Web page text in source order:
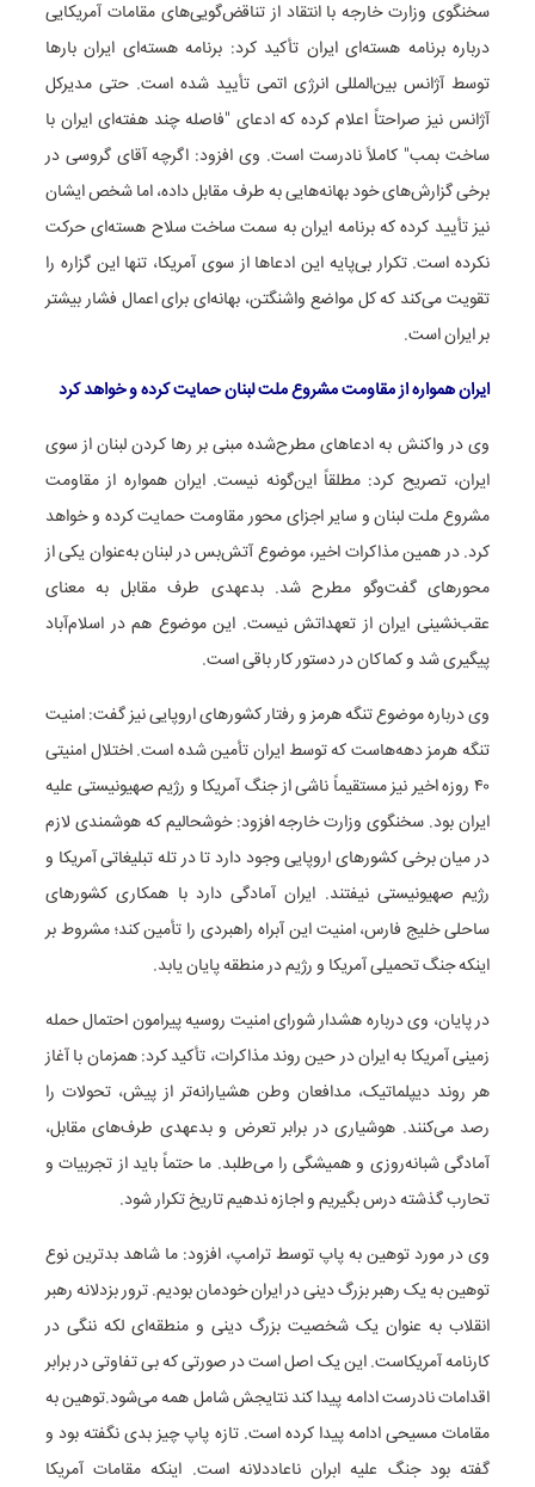
سخنگوی وزارت خارجه با انتقاد از تناقض‌گویی‌های مقامات آمریکایی
درباره برنامه هسته‌ای ایران تأکید کرد: برنامه هسته‌ای ایران بارها
توسط آژانس بین‌المللی انرژی اتمی تأیید شده است. حتی مدیرکل
آژانس نیز صراحتاً اعلام کرده که ادعای "فاصله چند هفته‌ای ایران با
ساخت بمب" کاملاً نادرست است. وی افزود: اگرچه آقای گروسی در
برخی گزارش‌های خود بهانه‌هایی به طرف مقابل داده، اما شخص ایشان
نیز تأیید کرده که برنامه ایران به سمت ساخت سلاح هسته‌ای حرکت
نکرده است. تکرار بی‌پایه این ادعاها از سوی آمریکا، تنها این گزاره را
تقویت می‌کند که کل مواضع واشنگتن، بهانه‌ای برای اعمال فشار بیشتر
بر ایران است.
ایران همواره از مقاومت مشروع ملت لبنان حمایت کرده و خواهد کرد
وی در واکنش به ادعاهای مطرح‌شده مبنی بر رها کردن لبنان از سوی
ایران، تصریح کرد: مطلقاً این‌گونه نیست. ایران همواره از مقاومت
مشروع ملت لبنان و سایر اجزای محور مقاومت حمایت کرده و خواهد
کرد. در همین مذاکرات اخیر، موضوع آتش‌بس در لبنان به‌عنوان یکی از
محورهای گفت‌وگو مطرح شد. بدعهدی طرف مقابل به معنای
عقب‌نشینی ایران از تعهداتش نیست. این موضوع هم در اسلام‌آباد
پیگیری شد و کماکان در دستور کار باقی است.
وی درباره موضوع تنگه هرمز و رفتار کشورهای اروپایی نیز گفت: امنیت
تنگه هرمز دهه‌هاست که توسط ایران تأمین شده است. اختلال امنیتی
۴۰ روزه اخیر نیز مستقیماً ناشی از جنگ آمریکا و رژیم صهیونیستی علیه
ایران بود. سخنگوی وزارت خارجه افزود: خوشحالیم که هوشمندی لازم
در میان برخی کشورهای اروپایی وجود دارد تا در تله تبلیغاتی آمریکا و
رژیم صهیونیستی نیفتند. ایران آمادگی دارد با همکاری کشورهای
ساحلی خلیج فارس، امنیت این آبراه راهبردی را تأمین کند؛ مشروط بر
اینکه جنگ تحمیلی آمریکا و رژیم در منطقه پایان یابد.
در پایان، وی درباره هشدار شورای امنیت روسیه پیرامون احتمال حمله
زمینی آمریکا به ایران در حین روند مذاکرات، تأکید کرد: همزمان با آغاز
هر روند دیپلماتیک، مدافعان وطن هشیارانه‌تر از پیش، تحولات را
رصد می‌کنند. هوشیاری در برابر تعرض و بدعهدی طرف‌های مقابل،
آمادگی شبانه‌روزی و همیشگی را می‌طلبد. ما حتماً باید از تجربیات و
تحارب گذشته درس بگیریم و اجازه ندهیم تاریخ تکرار شود.
وی در مورد توهین به پاپ توسط ترامپ، افزود: ما شاهد بدترین نوع
توهین به یک رهبر بزرگ دینی در ایران خودمان بودیم. ترور بزدلانه رهبر
انقلاب به عنوان یک شخصیت بزرگ دینی و منطقه‌ای لکه ننگی در
کارنامه آمریکاست. این یک اصل است در صورتی که بی تفاوتی در برابر
اقدامات نادرست ادامه پیدا کند نتایجش شامل همه می‌شود.توهین به
مقامات مسیحی ادامه پیدا کرده است. تازه پاپ چیز بدی نگفته بود و
گفته بود جنگ علیه ابران ناعاددلانه است. اینکه مقامات آمریکا